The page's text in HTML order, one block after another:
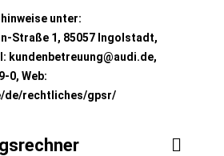
unter:
Straße 1, 85057 Ingolstadt,
kundenbetreuung@audi.de,
0, Web:
de/rechtliches/gpsr/